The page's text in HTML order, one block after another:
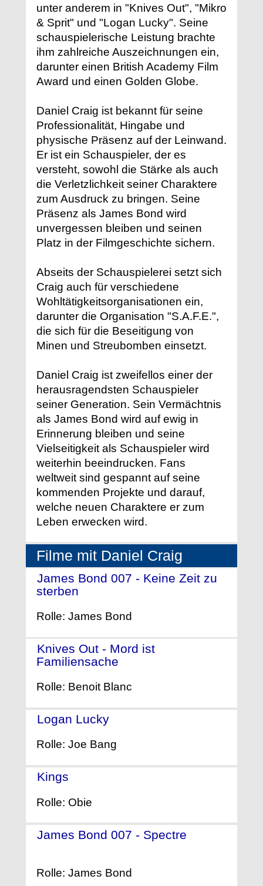
unter anderem in "Knives Out", "Mikro
& Sprit" und "Logan Lucky". Seine
schauspielerische Leistung brachte
ihm zahlreiche Auszeichnungen ein,
darunter einen British Academy Film
Award und einen Golden Globe.
Daniel Craig ist bekannt für seine
Professionalität, Hingabe und
physische Präsenz auf der Leinwand.
Er ist ein Schauspieler, der es
versteht, sowohl die Stärke als auch
die Verletzlichkeit seiner Charaktere
zum Ausdruck zu bringen. Seine
Präsenz als James Bond wird
unvergessen bleiben und seinen
Platz in der Filmgeschichte sichern.
Abseits der Schauspielerei setzt sich
Craig auch für verschiedene
Wohltätigkeitsorganisationen ein,
darunter die Organisation "S.A.F.E.",
die sich für die Beseitigung von
Minen und Streubomben einsetzt.
Daniel Craig ist zweifellos einer der
herausragendsten Schauspieler
seiner Generation. Sein Vermächtnis
als James Bond wird auf ewig in
Erinnerung bleiben und seine
Vielseitigkeit als Schauspieler wird
weiterhin beeindrucken. Fans
weltweit sind gespannt auf seine
kommenden Projekte und darauf,
welche neuen Charaktere er zum
Leben erwecken wird.
Filme mit Daniel Craig
James Bond 007 - Keine Zeit zu
sterben
Rolle: James Bond
Knives Out - Mord ist
Familiensache
Rolle: Benoit Blanc
Logan Lucky
Rolle: Joe Bang
Kings
Rolle: Obie
James Bond 007 - Spectre
Rolle: James Bond